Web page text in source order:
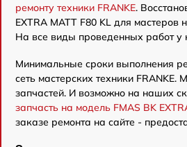
ремонту техники FRANKE.
EXTRA MATT F80 KL для мастеров
На все виды проведенных работ у
Минимальные сроки выполнения
сеть мастерских техники
запчастей. И возможно на наших
запчасть на модель FMAS BK
заказе ремонта на сайте -